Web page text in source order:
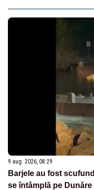
9 aug. 2026, 08:29
Barjele au fost
se întâmplă pe Dunăre